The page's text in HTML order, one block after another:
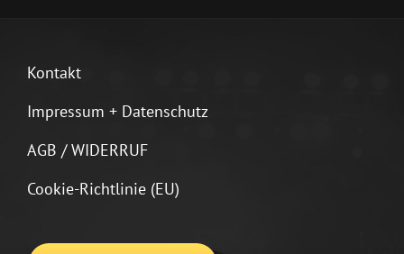
Kontakt
Impressum + Datenschutz
AGB / WIDERRUF
Cookie-Richtlinie (EU)